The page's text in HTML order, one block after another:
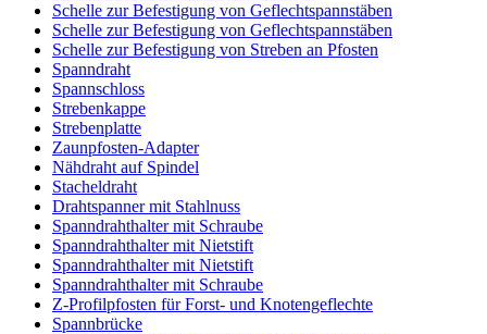
Schelle zur Befestigung von Geflechtspannstäben
Schelle zur Befestigung von Geflechtspannstäben
Schelle zur Befestigung von Streben an Pfosten
Spanndraht
Spannschloss
Strebenkappe
Strebenplatte
Zaunpfosten-Adapter
Nähdraht auf Spindel
Stacheldraht
Drahtspanner mit Stahlnuss
Spanndrahthalter mit Schraube
Spanndrahthalter mit Nietstift
Spanndrahthalter mit Nietstift
Spanndrahthalter mit Schraube
Z-Profilpfosten für Forst- und Knotengeflechte
Spannbrücke